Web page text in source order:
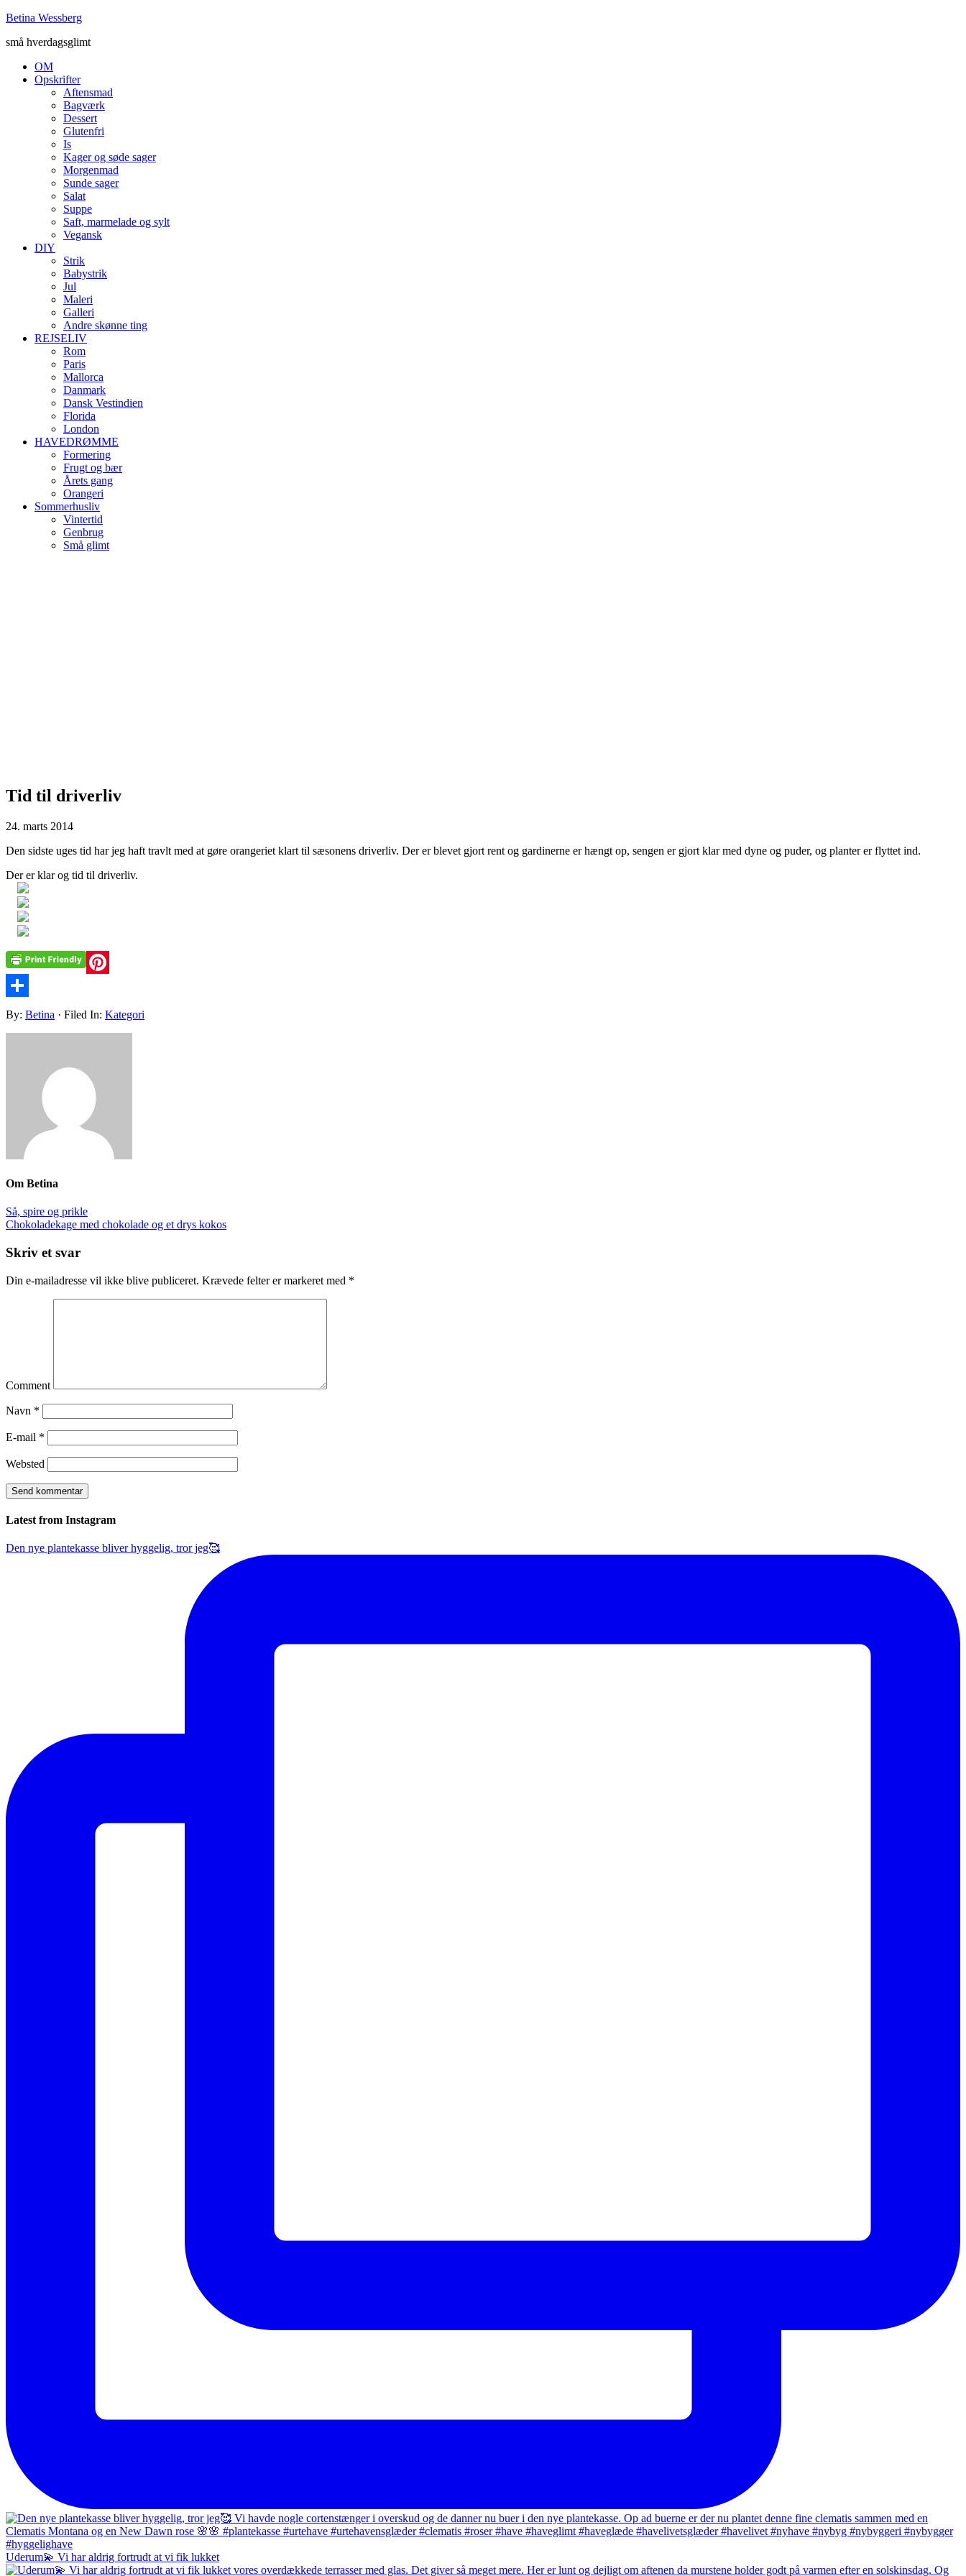
Betina Wessberg
små hverdagsglimt
OM
Opskrifter
Aftensmad
Bagværk
Dessert
Glutenfri
Is
Kager og søde sager
Morgenmad
Sunde sager
Salat
Suppe
Saft, marmelade og sylt
Vegansk
DIY
Strik
Babystrik
Jul
Maleri
Galleri
Andre skønne ting
REJSELIV
Rom
Paris
Mallorca
Danmark
Dansk Vestindien
Florida
London
HAVEDRØMME
Formering
Frugt og bær
Årets gang
Orangeri
Sommerhusliv
Vintertid
Genbrug
Små glimt
Tid til driverliv
24. marts 2014
Den sidste uges tid har jeg haft travlt med at gøre orangeriet klart til sæsonens driverliv. Der er blevet gjort rent og gardinerne er hængt op, sengen er gjort klar med dyne og puder, og planter er flyttet ind.
Der er klar og tid til driverliv.
Pinterest
Share
By: Betina · Filed In: Kategori
Om Betina
Så, spire og prikle
Chokoladekage med chokolade og et drys kokos
Skriv et svar
Din e-mailadresse vil ikke blive publiceret. Krævede felter er markeret med *
Comment
Navn *
E-mail *
Websted
Latest from Instagram
Den nye plantekasse bliver hyggelig, tror jeg🥰
Uderum💫 Vi har aldrig fortrudt at vi fik lukket